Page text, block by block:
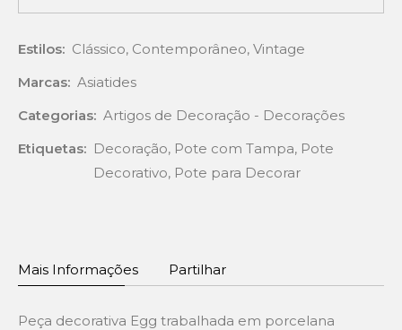
Estilos: Clássico, Contemporâneo, Vintage
Marcas: Asiatides
Categorias: Artigos de Decoração - Decorações
Etiquetas: Decoração, Pote com Tampa, Pote
Decorativo, Pote para Decorar
Mais Informações Partilhar
Peça decorativa Egg trabalhada em porcelana